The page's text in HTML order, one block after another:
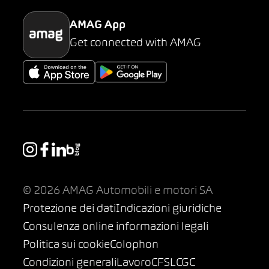
AMAG App
Get connected with AMAG
© 2026 AMAG Automobili e motori SA
Protezione dei datiIndicazioni giuridiche
Consulenza online informazioni legali
Politica sui cookieColophon
Condizioni generaliLavoroCFSLCGC